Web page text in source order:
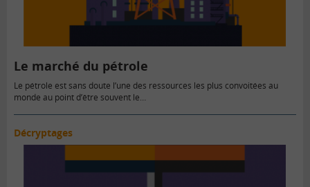
Le marché du pétrole
Le pétrole est sans doute l’une des ressources les plus convoitées au
monde au point d’être souvent le…
Décryptages